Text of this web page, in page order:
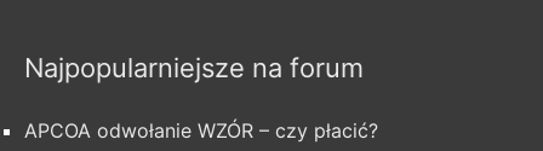
Najpopularniejsze na forum
APCOA odwołanie WZÓR – czy płacić?